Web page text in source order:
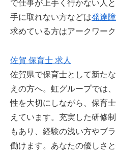
で仕事が上手く行かない人
手に取れない方などは発達
求めている方はアークワー
佐賀 保育士 求人
佐賀県で保育士として新た
えの方へ。虹グループでは
性を大切にしながら、保育
えています。充実した研修
もあり、経験の浅い方やブ
働けます。あなたの優しさ